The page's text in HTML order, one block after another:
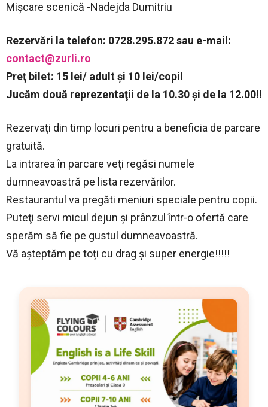
Mişcare scenică -Nadejda Dumitriu
Rezervări la telefon: 0728.295.872 sau e-mail:
contact@zurli.ro
Preţ bilet: 15 lei/ adult şi 10 lei/copil
Jucăm două reprezentaţii de la 10.30 şi de la 12.00!!
Rezervaţi din timp locuri pentru a beneficia de parcare
gratuită.
La intrarea în parcare veţi regăsi numele
dumneavoastră pe lista rezervărilor.
Restaurantul va pregăti meniuri speciale pentru copii.
Puteţi servi micul dejun şi prânzul într-o ofertă care
sperăm să fie pe gustul dumneavoastră.
Vă așteptăm pe toți cu drag și super energie!!!!!